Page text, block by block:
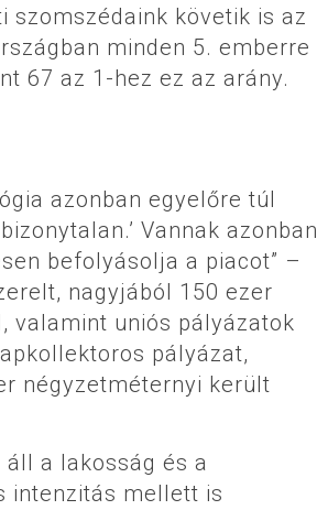
szomszédaink követik is az
minden 5. emberre
67 az 1-hez ez az arány.
azonban egyelőre túl
Vannak azonban
befolyásolja a piacot” –
nagyjából 150 ezer
valamint uniós pályázatok
pályázat,
négyzetméternyi került
a lakosság és a
intenzitás mellett is